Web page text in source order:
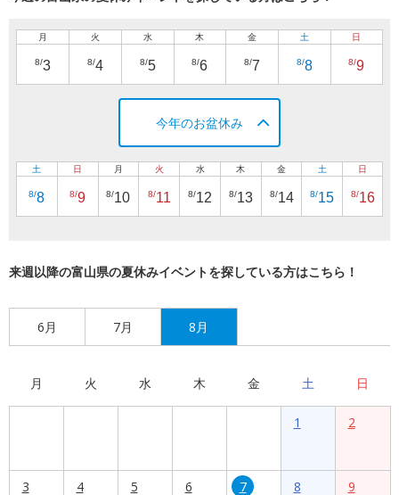
月
8/3
火
8/4
水
8/5
木
8/6
金
8/7
土
8/8
日
8/9
今年のお盆休み
土
8/8
日
8/9
月
8/10
火
8/11
水
8/12
木
8/13
金
8/14
土
8/15
日
8/16
来週以降の富山県の夏休みイベントを探している方はこちら！
6月 7月 8月
月 火 水 木 金 土 日
1 2
3 4 5 6 7 8 9